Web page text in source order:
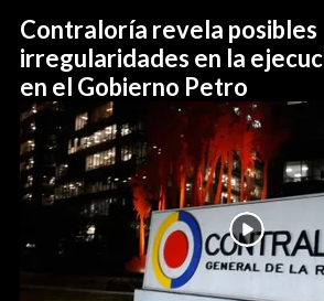
Contraloría revela posibles
irregularidades en la
en el Gobierno Petro